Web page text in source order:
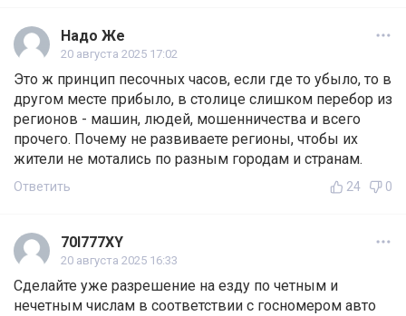
Надо Же
20 августа 2025 17:02
Это ж принцип песочных часов, если где то убыло, то в
другом месте прибыло, в столице слишком перебор из
регионов - машин, людей, мошенничества и всего
прочего. Почему не развиваете регионы, чтобы их
жители не мотались по разным городам и странам.
Ответить 24 0
70I777XY
20 августа 2025 16:33
Сделайте уже разрешение на езду по четным и
нечетным числам в соответствии с госномером авто